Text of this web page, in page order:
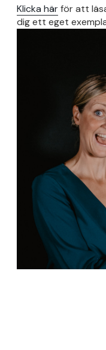
Klicka härför att
dig ett eget